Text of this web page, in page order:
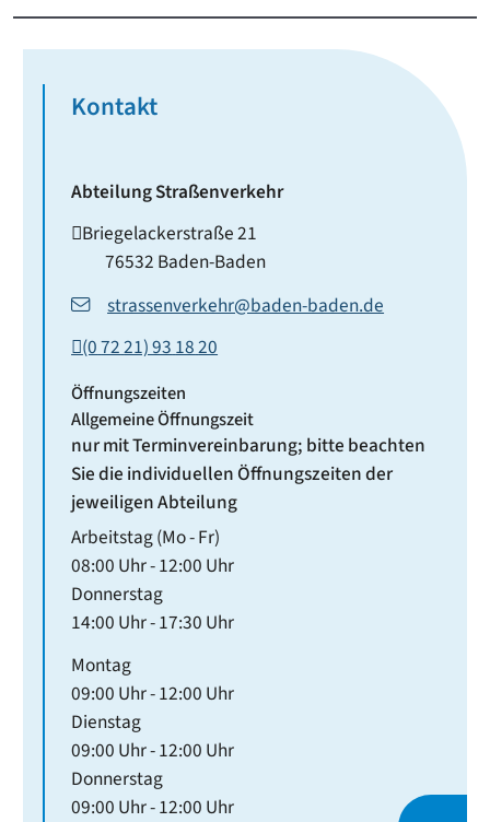
Kontakt
Abteilung Straßenverkehr
Briegelackerstraße 21
76532 Baden-Baden
strassenverkehr@baden-baden.de
(07221) 931820
Öffnungszeiten
Allgemeine Öffnungszeit
nur mit Terminvereinbarung; bitte beachten
Sie die individuellen Öffnungszeiten der
jeweiligen Abteilung
Arbeitstag (Mo - Fr)
08:00 Uhr-12:00 Uhr
Donnerstag
14:00 Uhr-17:30 Uhr
Montag
09:00 Uhr-12:00 Uhr
Dienstag
09:00 Uhr-12:00 Uhr
Donnerstag
09:00 Uhr-12:00 Uhr